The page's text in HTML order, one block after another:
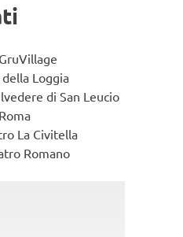
Loggia
di San Leucio
La Civitella
Romano